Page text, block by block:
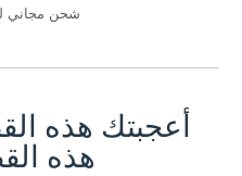
شحن مجاني
أعجبتك هذه
هذه